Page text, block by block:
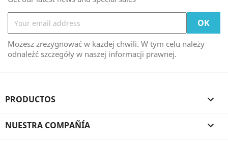
Możesz zrezygnować w każdej chwili. W tym celu należy
odnaleźć szczegóły w naszej informacji prawnej.
PRODUCTOS 
NUESTRA COMPAÑÍA 